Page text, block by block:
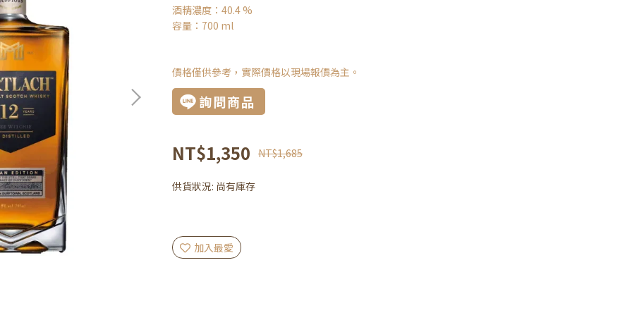
酒精濃度：40.4 %
容量：700 ml
價格僅供參考，實際價格以現場報價為主。
詢問商品
NT$1,350 NT$1,685
供貨狀況: 尚有庫存
加入最愛